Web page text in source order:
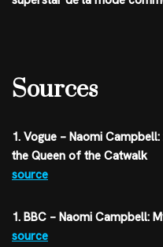
Sources
1. Vogue – Naomi
the Queen of the Catwalk
source
1. BBC – Naomi Campbell:
source